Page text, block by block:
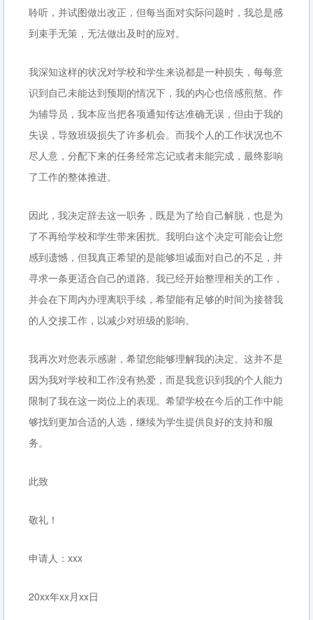
聆听，并试图做出改正，但每当面对实际问题时，我总是感
到束手无策，无法做出及时的应对。
我深知这样的状况对学校和学生来说都是一种损失，每每意
识到自己未能达到预期的情况下，我的内心也倍感煎熬。作
为辅导员，我本应当把各项通知传达准确无误，但由于我的
失误，导致班级损失了许多机会。而我个人的工作状况也不
尽人意，分配下来的任务经常忘记或者未能完成，最终影响
了工作的整体推进。
因此，我决定辞去这一职务，既是为了给自己解脱，也是为
了不再给学校和学生带来困扰。我明白这个决定可能会让您
感到遗憾，但我真正希望的是能够坦诚面对自己的不足，并
寻求一条更适合自己的道路。我已经开始整理相关的工作，
并会在下周内办理离职手续，希望能有足够的时间为接替我
的人交接工作，以减少对班级的影响。
我再次对您表示感谢，希望您能够理解我的决定。这并不是
因为我对学校和工作没有热爱，而是我意识到我的个人能力
限制了我在这一岗位上的表现。希望学校在今后的工作中能
够找到更加合适的人选，继续为学生提供良好的支持和服
务。
此致
敬礼！
申请人：xxx
20xx年xx月xx日